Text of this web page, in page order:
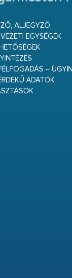
ALJEGYZŐ
EGYSÉGEK
–
ADATOK